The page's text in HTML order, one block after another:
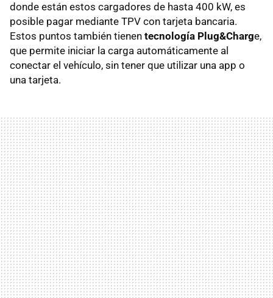
donde están estos cargadores de hasta 400 kW, es
posible pagar mediante TPV con tarjeta bancaria.
Estos puntos también tienen tecnología Plug&Charge,
que permite iniciar la carga automáticamente al
conectar el vehículo, sin tener que utilizar una app o
una tarjeta.